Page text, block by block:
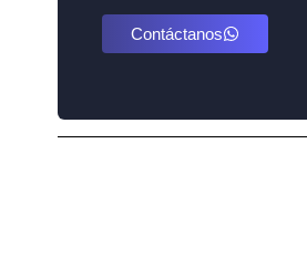
Contáctanos